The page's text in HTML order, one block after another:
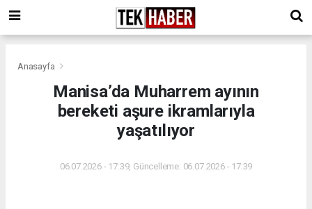
Anasayfa
Manisa’da Muharrem ayının
bereketi aşure ikramlarıyla
yaşatılıyor
06.07.2026 - 17:39, Güncelleme: 06.07.2026 - 17:39